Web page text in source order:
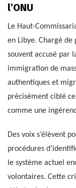
l’ONU
Le Haut-
en Libye. Chargé de
souvent accusé par
immigration de
authentiques et
précisément ciblé
comme une
Des voix s’élèvent
procédures
le système actuel
volontaires. Cette